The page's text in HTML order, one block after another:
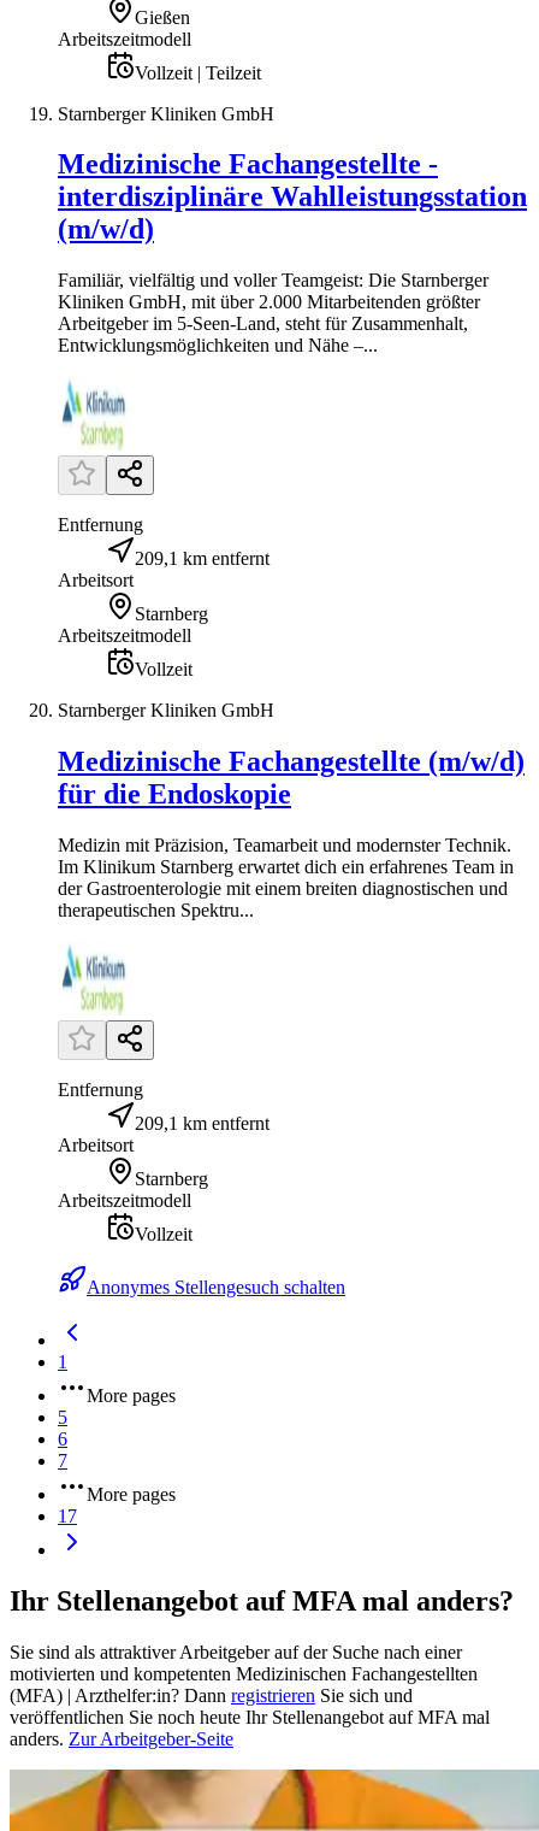
Gießen
Arbeitszeitmodell
Vollzeit | Teilzeit
Starnberger Kliniken GmbH
Medizinische Fachangestellte -
interdisziplinäre Wahlleistungsstation
(m/w/d)
Familiär, vielfältig und voller Teamgeist: Die Starnberger
Kliniken GmbH, mit über 2.000 Mitarbeitenden größter
Arbeitgeber im 5-Seen-Land, steht für Zusammenhalt,
Entwicklungsmöglichkeiten und Nähe –...
Entfernung
209,1 km entfernt
Arbeitsort
Starnberg
Arbeitszeitmodell
Vollzeit
Starnberger Kliniken GmbH
Medizinische Fachangestellte (m/w/d)
für die Endoskopie
Medizin mit Präzision, Teamarbeit und modernster Technik.
Im Klinikum Starnberg erwartet dich ein erfahrenes Team in
der Gastroenterologie mit einem breiten diagnostischen und
therapeutischen Spektru...
Entfernung
209,1 km entfernt
Arbeitsort
Starnberg
Arbeitszeitmodell
Vollzeit
Anonymes Stellengesuch schalten
1
More pages
5
6
7
More pages
17
Ihr Stellenangebot auf MFA mal anders?
Sie sind als attraktiver Arbeitgeber auf der Suche nach einer
motivierten und kompetenten Medizinischen Fachangestellten
(MFA) | Arzthelfer:in? Dann registrieren Sie sich und
veröffentlichen Sie noch heute Ihr Stellenangebot auf MFA mal
anders. Zur Arbeitgeber-Seite